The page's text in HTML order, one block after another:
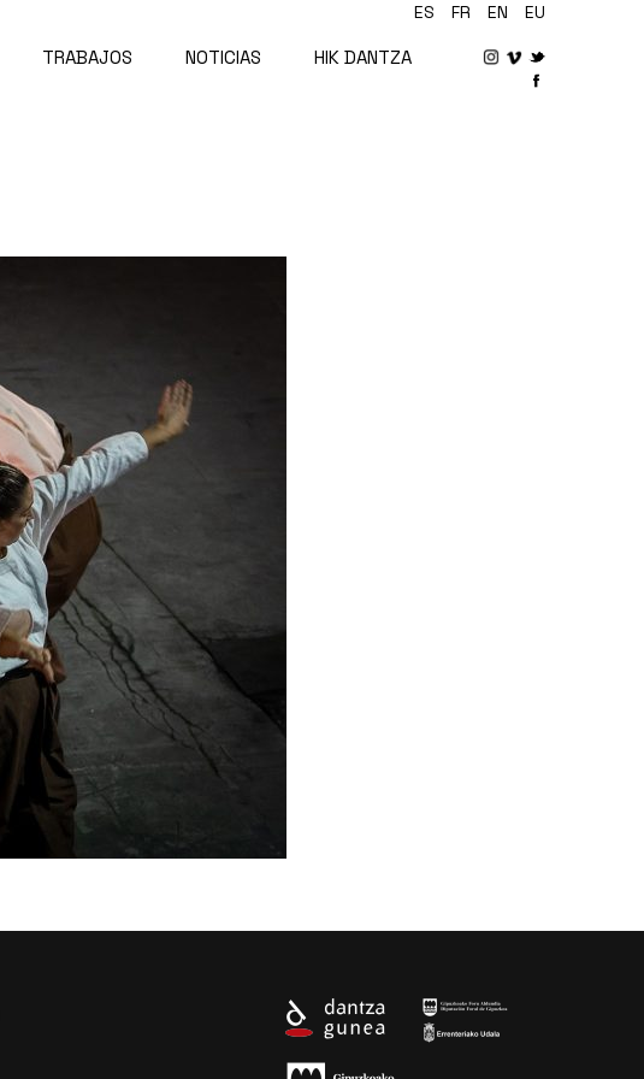
TRABAJOS NOTICIAS HIK DANTZA
ES FR EN EU